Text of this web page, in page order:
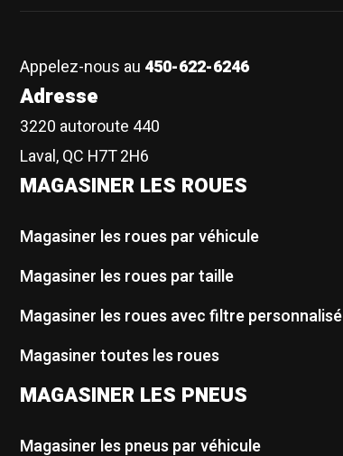
Appelez-nous au 450-622-6246
Adresse
3220 autoroute 440
Laval, QC H7T 2H6
MAGASINER LES ROUES
Magasiner les roues par véhicule
Magasiner les roues par taille
Magasiner les roues avec filtre personnalisé
Magasiner toutes les roues
MAGASINER LES PNEUS
Magasiner les pneus par véhicule